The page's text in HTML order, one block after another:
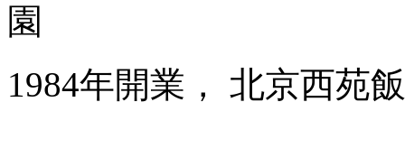
園
1984年開業， 北京西